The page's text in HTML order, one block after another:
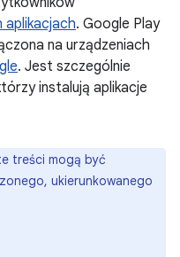
aplikacjach. Google Play
na urządzeniach
. Jest szczególnie
instalują aplikacje
treści mogą być
ukierunkowanego